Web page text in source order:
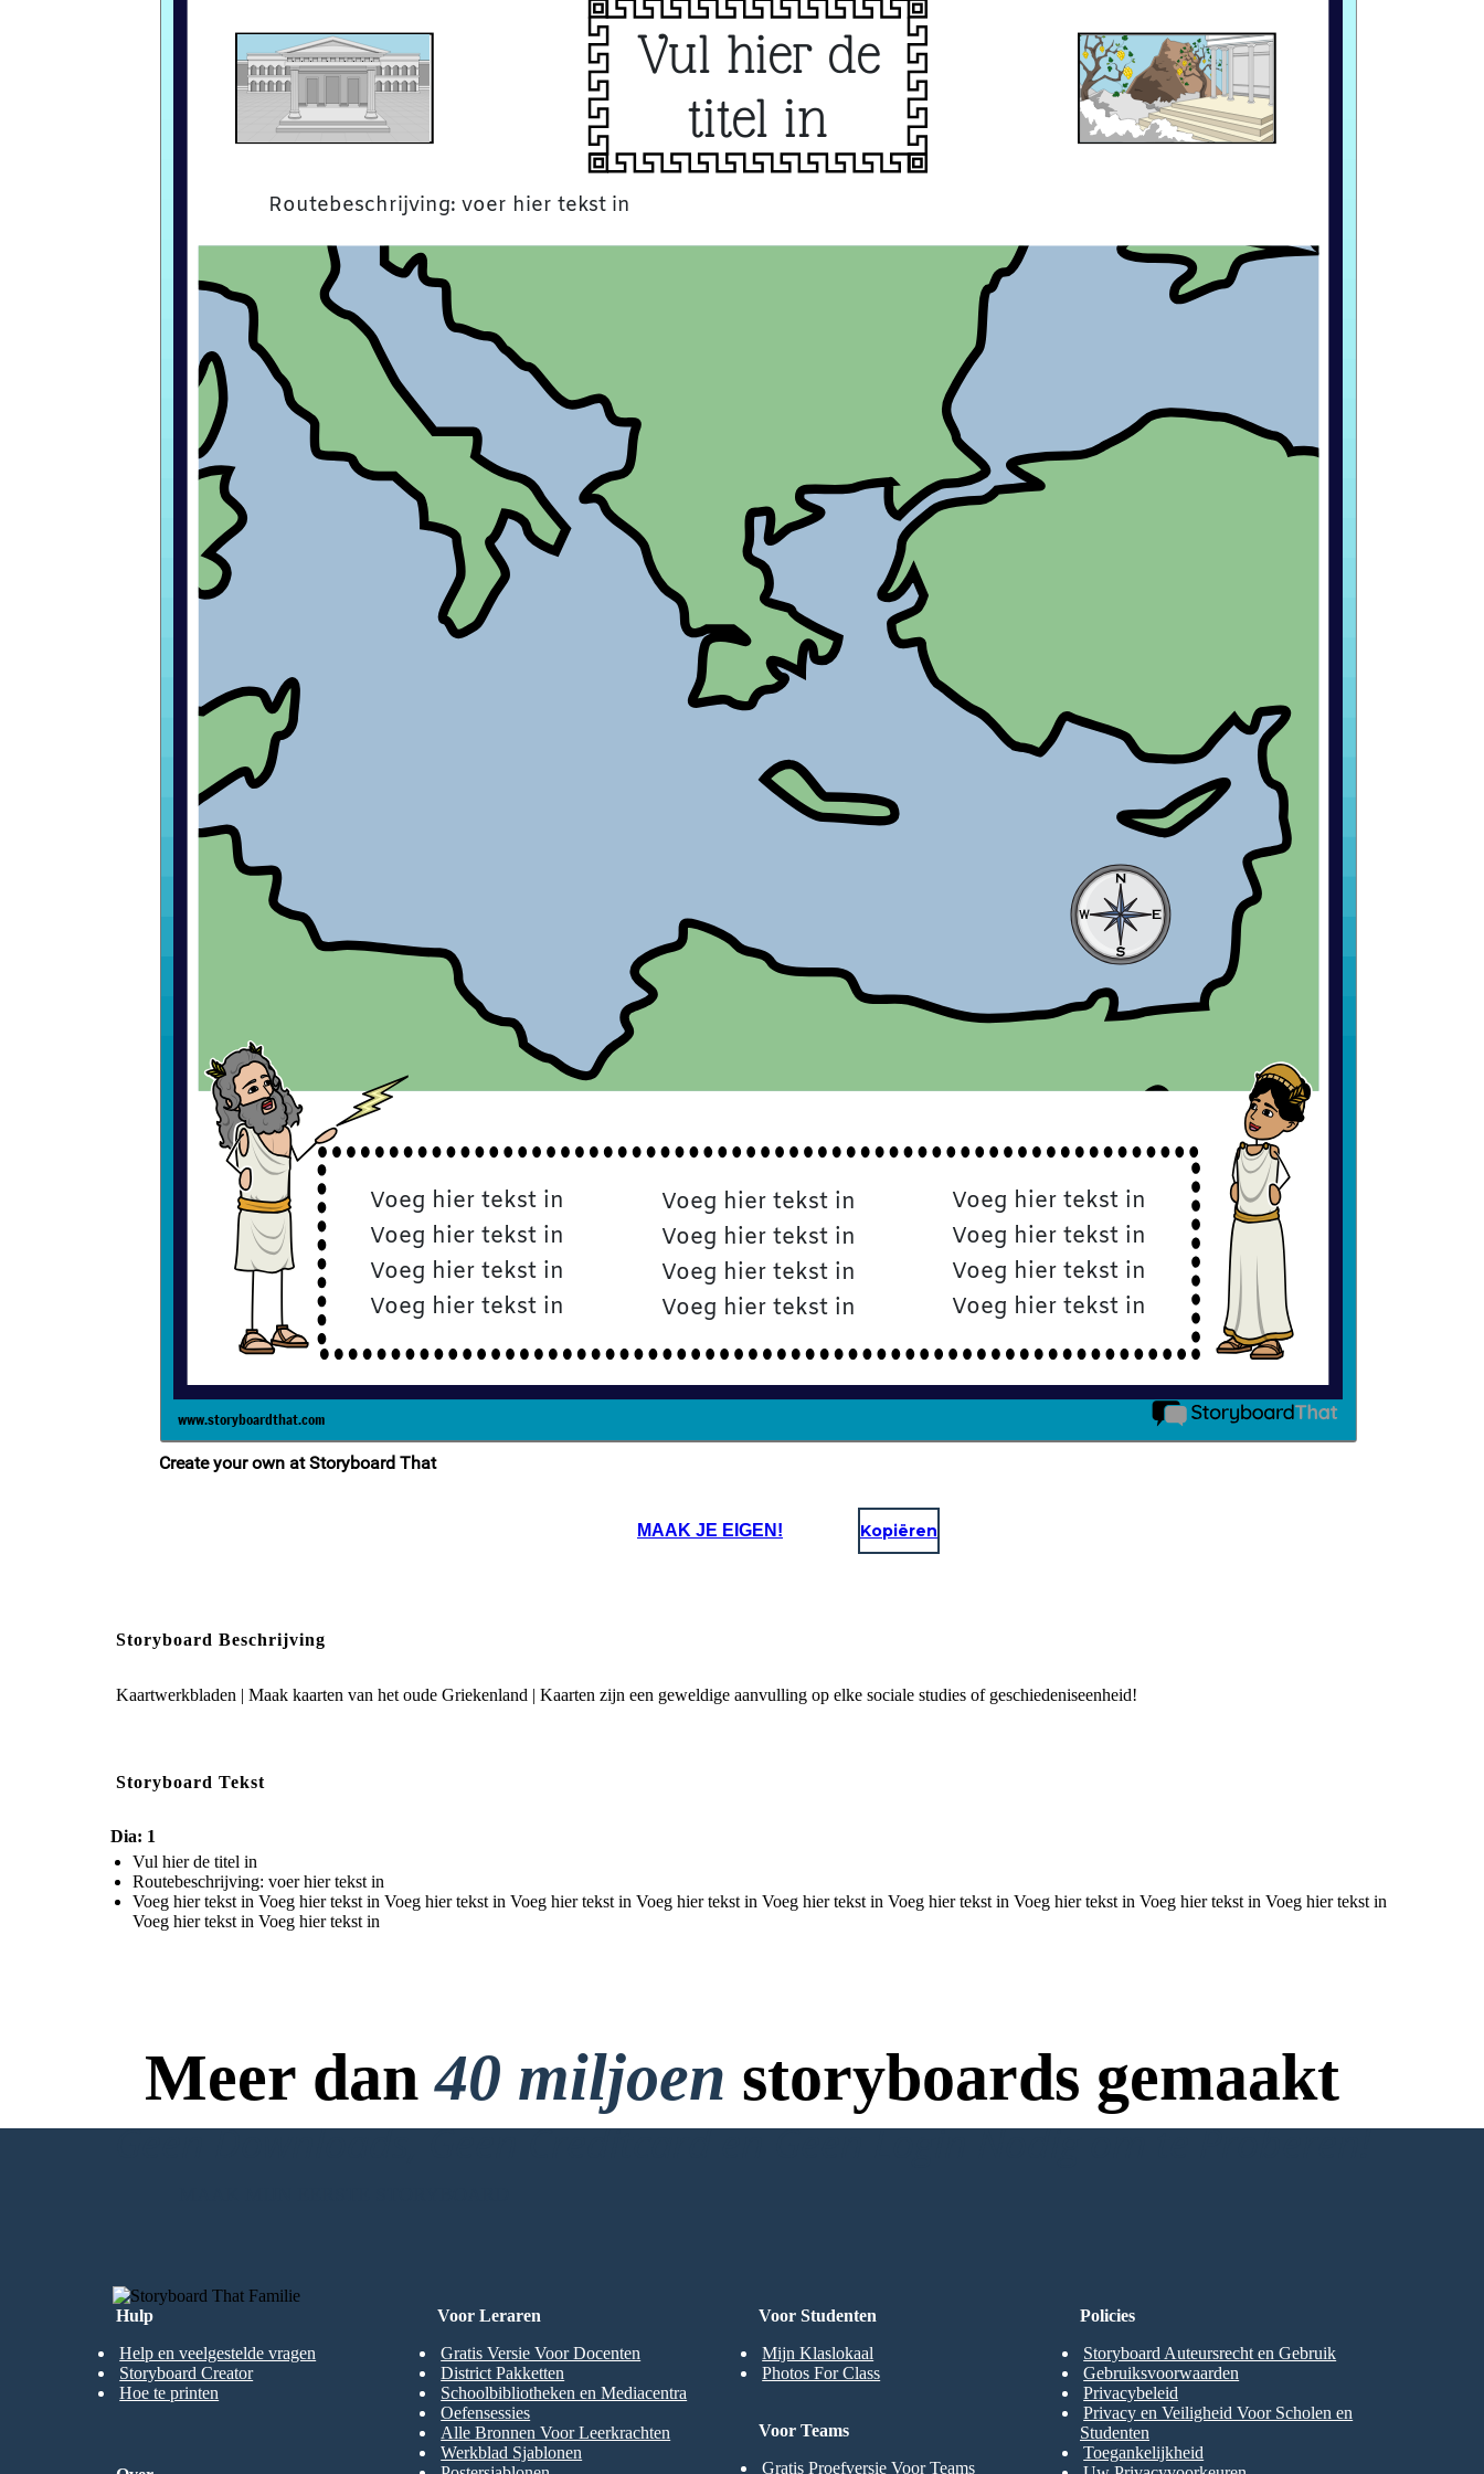
MAAK JE EIGEN! Kopiëren
Storyboard Beschrijving
Kaartwerkbladen | Maak kaarten van het oude Griekenland | Kaarten zijn een geweldige aanvulling op elke sociale studies of geschiedeniseenheid!
Storyboard Tekst
Dia: 1
Vul hier de titel in
Routebeschrijving: voer hier tekst in
Voeg hier tekst in Voeg hier tekst in Voeg hier tekst in Voeg hier tekst in Voeg hier tekst in Voeg hier tekst in Voeg hier tekst in Voeg hier tekst in Voeg hier tekst in Voeg hier tekst in
Voeg hier tekst in Voeg hier tekst in
Meer dan40 miljoen storyboards gemaakt
Geen Downloads, Geen Creditcard en Geen Login Nodig om te Proberen!
Hulp
Help en veelgestelde vragen
Storyboard Creator
Hoe te printen
Voor Studenten
Mijn Klaslokaal
Photos For Class
Voor Leraren
Gratis Versie Voor Docenten
District Pakketten
Schoolbibliotheken en Mediacentra
Oefensessies
Alle Bronnen Voor Leerkrachten
Werkblad Sjablonen
Voor Teams
Gratis Proefversie Voor Teams
Policies
Storyboard Auteursrecht en Gebruik
Gebruiksvoorwaarden
Privacybeleid
Privacy en Veiligheid Voor Scholen en
Studenten
Toegankelijkheid